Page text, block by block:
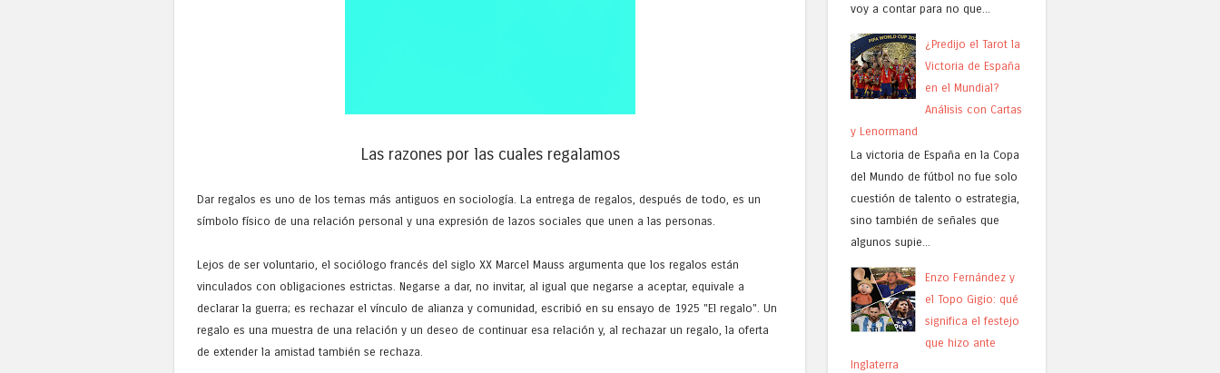
Las razones por las cuales regalamos
Dar regalos es uno de los temas más antiguos en sociología. La entrega de regalos, después de todo, es un
símbolo físico de una relación personal y una expresión de lazos sociales que unen a las personas.
Lejos de ser voluntario, el sociólogo francés del siglo XX Marcel Mauss argumenta que los regalos están
vinculados con obligaciones estrictas. Negarse a dar, no invitar, al igual que negarse a aceptar, equivale a
declarar la guerra; es rechazar el vínculo de alianza y comunidad, escribió en su ensayo de 1925 "El regalo". Un
regalo es una muestra de una relación y un deseo de continuar esa relación y, al rechazar un regalo, la oferta
de extender la amistad también se rechaza.
voy a contar para no que...
¿Predijo el Tarot la
Victoria de España
en el Mundial?
Análisis con Cartas
y Lenormand
La victoria de España en la Copa
del Mundo de fútbol no fue solo
cuestión de talento o estrategia,
sino también de señales que
algunos supie...
Enzo Fernández y
el Topo Gigio: qué
significa el festejo
que hizo ante
Inglaterra